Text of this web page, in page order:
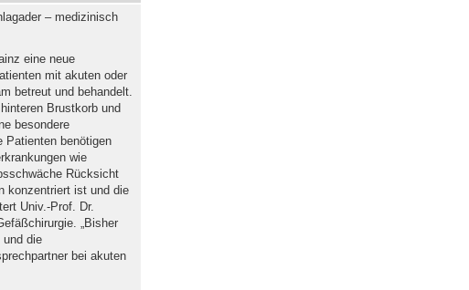
– medizinisch
eine neue
mit akuten oder
betreut und behandelt.
Brustkorb und
besondere
Patienten benötigen
wie
Rücksicht
konzentriert ist und die
Univ.-Prof. Dr.
„Bisher
die
bei akuten